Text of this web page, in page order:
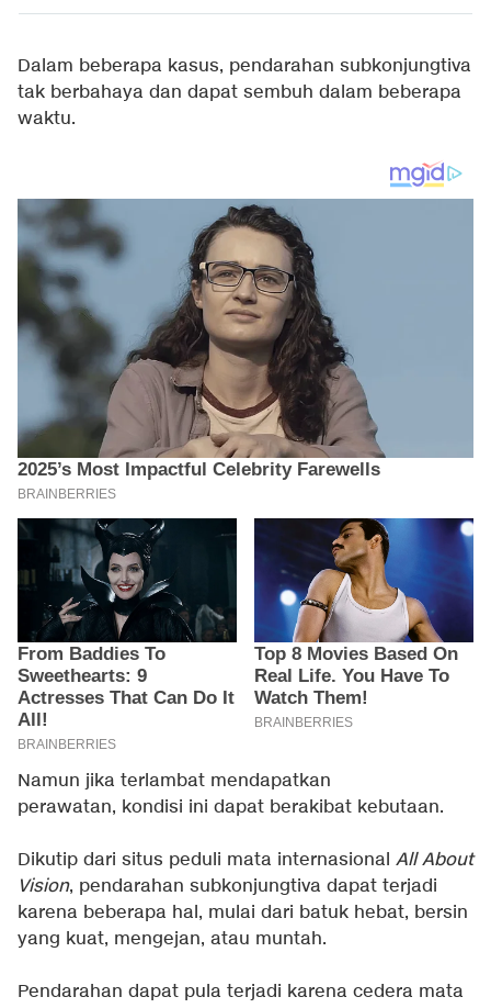
Dalam beberapa kasus, pendarahan subkonjungtiva
tak berbahaya dan dapat sembuh dalam beberapa
waktu.
Namun jika terlambat mendapatkan
perawatan, kondisi ini dapat berakibat kebutaan.
Dikutip dari situs peduli mata internasional All About
Vision, pendarahan subkonjungtiva dapat terjadi
karena beberapa hal, mulai dari batuk hebat, bersin
yang kuat, mengejan, atau muntah.
Pendarahan dapat pula terjadi karena cedera mata